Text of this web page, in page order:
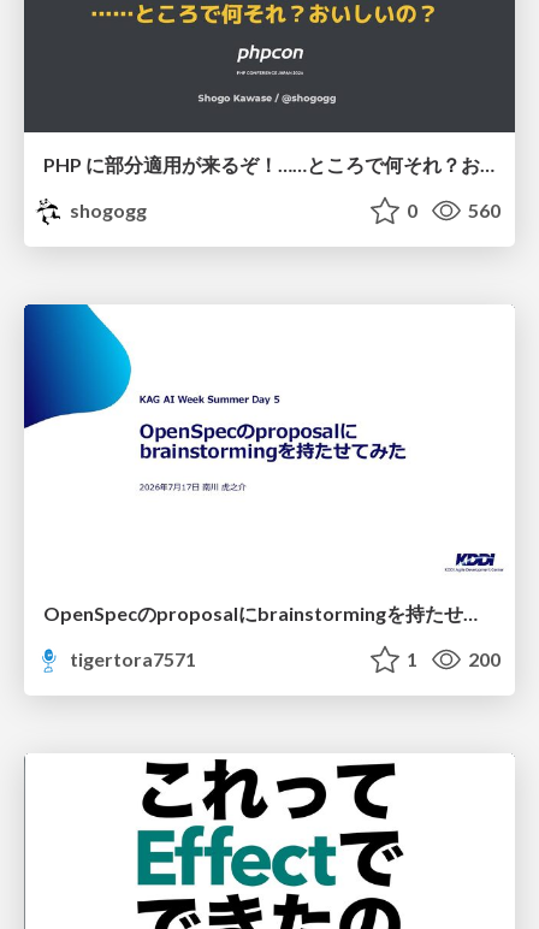
PHP に部分適用が来るぞ！……ところで何それ？おいしいの？ #phpcon / phpcon-2026
shogogg
0 560
tigertora7571
1 200